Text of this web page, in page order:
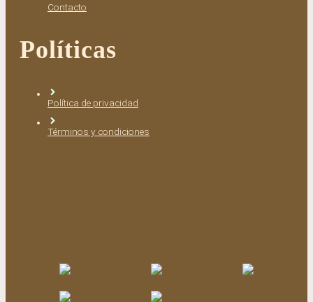
Contacto
Políticas
Política de privacidad
Términos y condiciones